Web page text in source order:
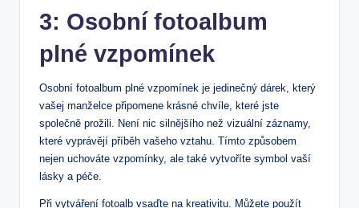
3: Osobní fotoalbum
plné vzpomínek
Osobní fotoalbum plné vzpomínek ‌je ‍jedinečný dárek, který
vašej manželce připomene krásné chvíle, které jste‍
společně prožili.​ Není‌ nic silnějšího než vizuální ⁢záznamy,
které vyprávějí příběh vašeho vztahu. Tímto způsobem
nejen uchováte vzpomínky, ale také vytvoříte symbol vaší
lásky a péče.
Při‍ vytváření fotoalb ⁤vsaďte na kreativitu. Můžete použít